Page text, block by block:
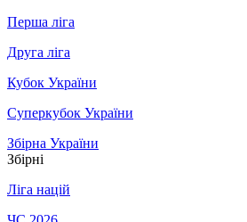
Перша ліга
Друга ліга
Кубок України
Суперкубок України
Збірна України
Збірні
Ліга націй